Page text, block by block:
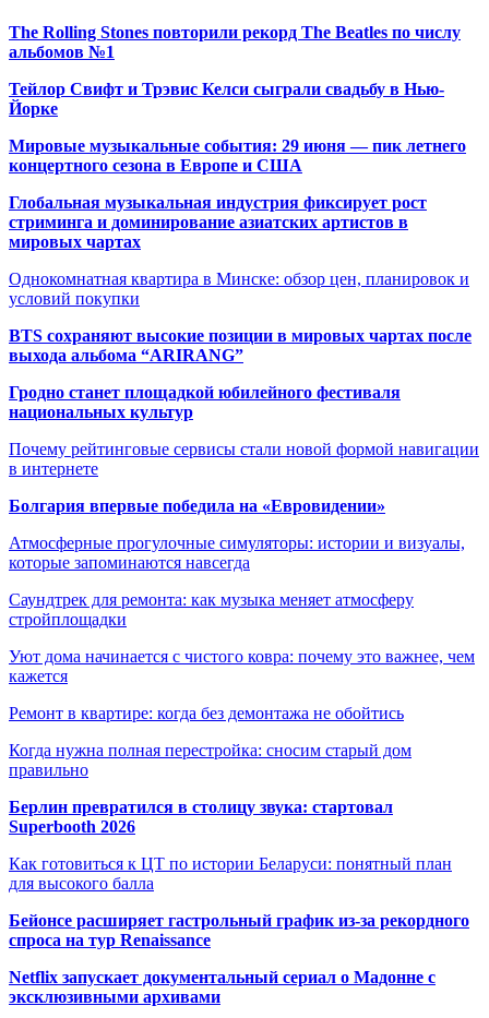
The Rolling Stones повторили рекорд The Beatles по числу
альбомов №1
Тейлор Свифт и Трэвис Келси сыграли свадьбу в Нью-
Йорке
Мировые музыкальные события: 29 июня — пик летнего
концертного сезона в Европе и США
Глобальная музыкальная индустрия фиксирует рост
стриминга и доминирование азиатских артистов в
мировых чартах
Однокомнатная квартира в Минске: обзор цен, планировок и
условий покупки
BTS сохраняют высокие позиции в мировых чартах после
выхода альбома “ARIRANG”
Гродно станет площадкой юбилейного фестиваля
национальных культур
Почему рейтинговые сервисы стали новой формой навигации
в интернете
Болгария впервые победила на «Евровидении»
Атмосферные прогулочные симуляторы: истории и визуалы,
которые запоминаются навсегда
Саундтрек для ремонта: как музыка меняет атмосферу
стройплощадки
Уют дома начинается с чистого ковра: почему это важнее, чем
кажется
Ремонт в квартире: когда без демонтажа не обойтись
Когда нужна полная перестройка: сносим старый дом
правильно
Берлин превратился в столицу звука: стартовал
Superbooth 2026
Как готовиться к ЦТ по истории Беларуси: понятный план
для высокого балла
Бейонсе расширяет гастрольный график из-за рекордного
спроса на тур Renaissance
Netflix запускает документальный сериал о Мадонне с
эксклюзивными архивами